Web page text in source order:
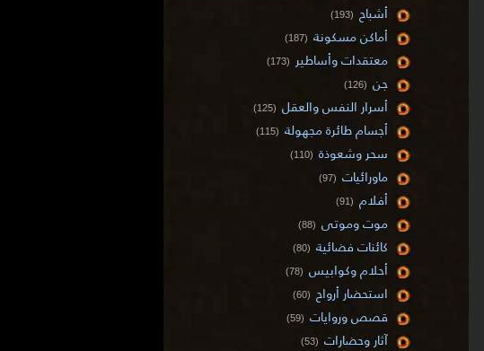
أشباح (193)
أماكن مسكونة (187)
معتقدات وأساطير (173)
جن (126)
أسرار النفس والعقل (125)
أجسام طائرة مجهولة (115)
سحر وشعوذة (110)
ماورائيات (97)
أفلام (91)
موت وموتى (88)
كائنات فضائية (80)
أحلام وكوابيس (78)
استحضار أرواح (60)
قصص وروايات (59)
آثار وحضارات (53)